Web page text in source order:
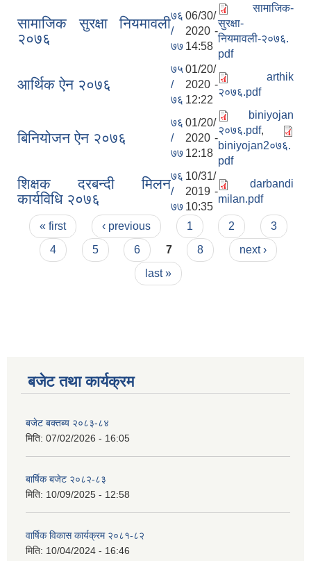
सामाजिक सुरक्षा नियमावली
२०७६
७६
/
७७
06/30/
2020 -
14:58
सामाजिक-
सुरक्षा-
नियमावली-२०७६.
pdf
आर्थिक ऐन २०७६
७५
/
७६
01/20/
2020 -
12:22
arthik
२०७६.pdf
बिनियोजन ऐन २०७६
७६
/
७७
01/20/
2020 -
12:18
biniyojan
२०७६.pdf,
biniyojan2०७६.
pdf
शिक्षक दरबन्दी मिलन
कार्यविधि २०७६
७६
/
७७
10/31/
2019 -
10:35
darbandi
milan.pdf
Pages
« first ‹ previous 1 2
3
4
5 6 7 8
next ›
last »
बजेट तथा कार्यक्रम
बजेट बक्तब्य २०८३-८४
मिति: 07/02/2026 - 16:05
बार्षिक बजेट २०८२-८३
मिति: 10/09/2025 - 12:58
वार्षिक विकास कार्यक्रम २०८१-८२
मिति: 10/04/2024 - 16:46